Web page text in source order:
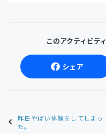
このアクティビテ
シェア
昨日やばい体験をしてしまっ
た。